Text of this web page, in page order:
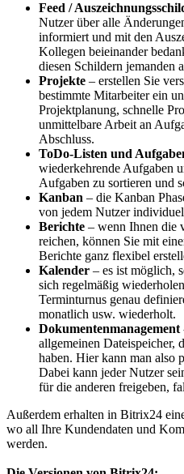
Feed /
Nutzer über alle
informiert und mit den
Kollegen beieinander
diesen Schildern jemanden
Projekte – erstellen Sie
bestimmte Mitarbeiter ein
Projektplanung, schnelle
unmittelbare Arbeit an
Abschluss.
ToDo-Listen und
wiederkehrende Aufgaben
Aufgaben zu sortieren und
Kanban – die Kanban
von jedem Nutzer
Berichte – wenn Ihnen die
reichen, können Sie mit
Berichte ganz flexibel
Kalender – es ist möglich,
sich regelmäßig
Terminturnus genau
monatlich usw. wiederholt.
Dokumentenmanagement
allgemeinen Dateispeicher,
haben. Hier kann man also
Dabei kann jeder Nutzer
für die anderen freigeben,
Außerdem erhalten in Bitrix24
wo all Ihre Kundendaten und
werden.